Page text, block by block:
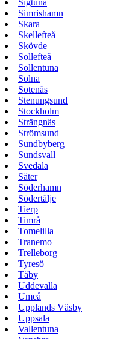
Sigtuna
Simrishamn
Skara
Skellefteå
Skövde
Sollefteå
Sollentuna
Solna
Sotenäs
Stenungsund
Stockholm
Strängnäs
Strömsund
Sundbyberg
Sundsvall
Svedala
Säter
Söderhamn
Södertälje
Tierp
Timrå
Tomelilla
Tranemo
Trelleborg
Tyresö
Täby
Uddevalla
Umeå
Upplands Väsby
Uppsala
Vallentuna